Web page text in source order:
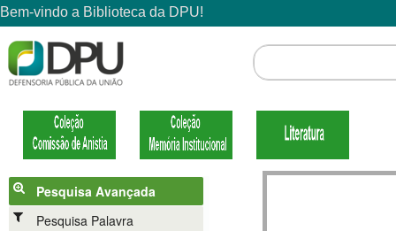
Pesquisa Avançada
Pesquisa Palavra